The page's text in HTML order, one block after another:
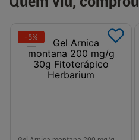
-5%